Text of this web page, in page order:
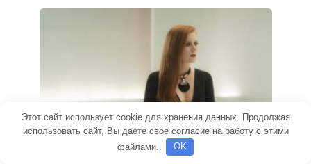
Этот сайт использует cookie для хранения данных. Продолжая
использовать сайт, Вы даете свое согласие на работу с этими
файлами.
OK